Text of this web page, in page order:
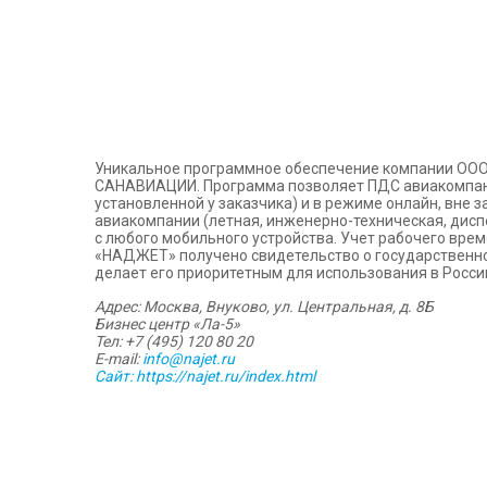
Уникальное программное обеспечение компании
САНАВИАЦИИ. Программа позволяет ПДС
установленной у заказчика) и в режиме онлайн, вне
авиакомпании (летная, инженерно-техническая,
с любого мобильного устройства. Учет рабочего
«НАДЖЕТ» получено свидетельство о
делает его приоритетным для использования в
Адрес: Москва, Внуково, ул. Центральная, д. 8Б
Бизнес центр «Ла-5»
Тел: +7 (495) 120 80 20
E-mail:info@najet.ru
Сайт:https://najet.ru/index.html